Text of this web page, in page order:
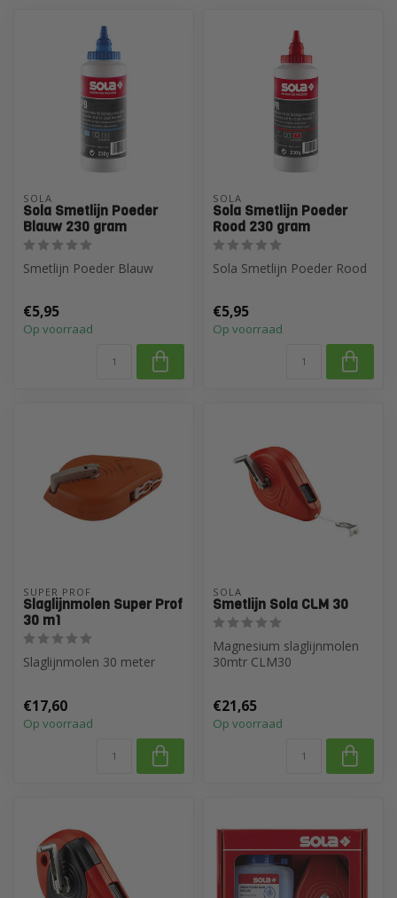
SOLA
Sola Smetlijn Poeder
Blauw 230 gram
Smetlijn Poeder Blauw
€5,95
Op voorraad
SOLA
Sola Smetlijn Poeder
Rood 230 gram
Sola Smetlijn Poeder Rood
€5,95
Op voorraad
SUPER PROF
Slaglijnmolen Super Prof
30 m1
Slaglijnmolen 30 meter
€17,60
Op voorraad
SOLA
Smetlijn Sola CLM 30
Magnesium slaglijnmolen
30mtr CLM30
€21,65
Op voorraad